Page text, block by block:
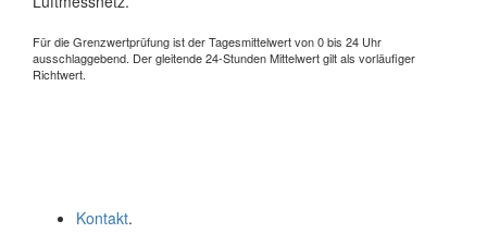
Für die Grenzwertprüfung ist der Tagesmittelwert von 0 bis 24 Uhr
ausschlaggebend. Der gleitende 24-Stunden Mittelwert gilt als vorläufiger
Richtwert.
Kontakt.